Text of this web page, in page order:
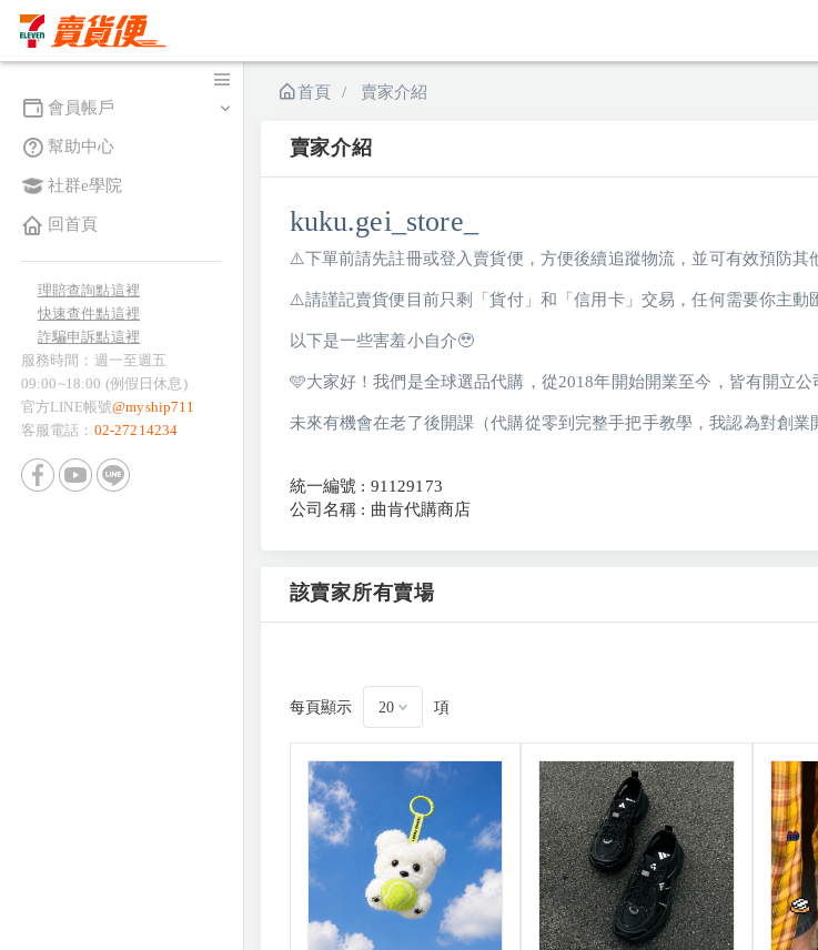
會員帳戶
幫助中心
社群e學院
回首頁
理賠查詢點這裡
快速查件點這裡
詐騙申訴點這裡
服務時間：週一至週五
09:00~18:00 (例假日休息)
官方LINE帳號@myship711
客服電話： 02-27214234
首頁 賣家介紹
賣家介紹
kuku.gei_store_
⚠️下單前請先註冊或登入賣貨便，方便後續追蹤物流，並可有效預防其
⚠️請謹記賣貨便目前只剩「貨付」和「信用卡」交易，任何需要你主動
以下是一些害羞小自介🥹
🩵大家好！我們是全球選品代購，從2018年開始開業至今，皆有開立公
未來有機會在老了後開課（代購從零到完整手把手教學，我認為對創業
統一編號 : 91129173
公司名稱 : 曲肯代購商店
該賣家所有賣場
每頁顯示 20 項